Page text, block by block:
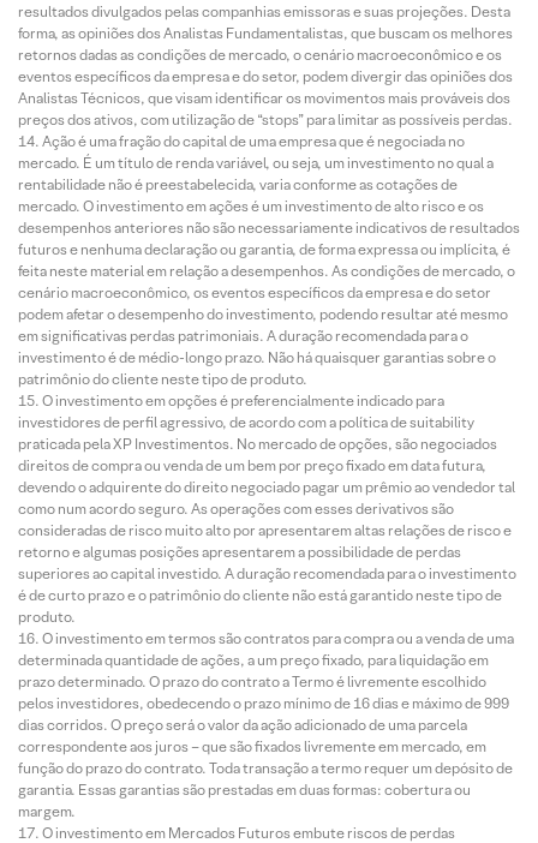
resultados divulgados pelas companhias emissoras e suas projeções. Desta
forma, as opiniões dos Analistas Fundamentalistas, que buscam os melhores
retornos dadas as condições de mercado, o cenário macroeconômico e os
eventos específicos da empresa e do setor, podem divergir das opiniões dos
Analistas Técnicos, que visam identificar os movimentos mais prováveis dos
preços dos ativos, com utilização de “stops” para limitar as possíveis perdas.
Ação é uma fração do capital de uma empresa que é negociada no
mercado. É um título de renda variável, ou seja, um investimento no qual a
rentabilidade não é preestabelecida, varia conforme as cotações de
mercado. O investimento em ações é um investimento de alto risco e os
desempenhos anteriores não são necessariamente indicativos de resultados
futuros e nenhuma declaração ou garantia, de forma expressa ou implícita, é
feita neste material em relação a desempenhos. As condições de mercado, o
cenário macroeconômico, os eventos específicos da empresa e do setor
podem afetar o desempenho do investimento, podendo resultar até mesmo
em significativas perdas patrimoniais. A duração recomendada para o
investimento é de médio-longo prazo. Não há quaisquer garantias sobre o
patrimônio do cliente neste tipo de produto.
O investimento em opções é preferencialmente indicado para
investidores de perfil agressivo, de acordo com a política de suitability
praticada pela XP Investimentos. No mercado de opções, são negociados
direitos de compra ou venda de um bem por preço fixado em data futura,
devendo o adquirente do direito negociado pagar um prêmio ao vendedor tal
como num acordo seguro. As operações com esses derivativos são
consideradas de risco muito alto por apresentarem altas relações de risco e
retorno e algumas posições apresentarem a possibilidade de perdas
superiores ao capital investido. A duração recomendada para o investimento
é de curto prazo e o patrimônio do cliente não está garantido neste tipo de
produto.
O investimento em termos são contratos para compra ou a venda de uma
determinada quantidade de ações, a um preço fixado, para liquidação em
prazo determinado. O prazo do contrato a Termo é livremente escolhido
pelos investidores, obedecendo o prazo mínimo de 16 dias e máximo de 999
dias corridos. O preço será o valor da ação adicionado de uma parcela
correspondente aos juros – que são fixados livremente em mercado, em
função do prazo do contrato. Toda transação a termo requer um depósito de
garantia. Essas garantias são prestadas em duas formas: cobertura ou
margem.
O investimento em Mercados Futuros embute riscos de perdas